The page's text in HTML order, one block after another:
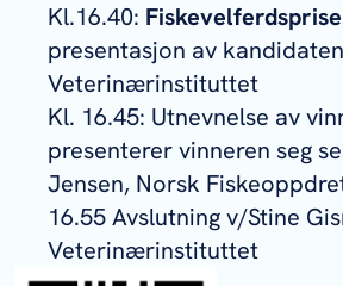
Kl.16.40:
presentasjon av
Veterinærinstituttet
Kl. 16.45: Utnevnelse av
presenterer vinneren seg
Jensen, Norsk
16.55 Avslutning v/Stine
Veterinærinstituttet